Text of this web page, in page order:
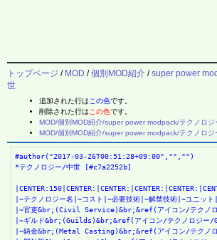
トップページ / MOD /個別MOD紹介 /super power
世
追加された行はこの色です。
削除された行はこの色です。
MOD/個別MOD紹介/super power modpack/テクノロジ
MOD/個別MOD紹介/super power modpack/テクノロ
#author("2017-03-26T00:51:28+09:00","","")
*テクノロジー/中世 [#c7a2252b]
|~テクノロジー名|~コスト|~必要技術|~解禁技術|~ユニット
|~官吏&br;(Civil Service)&br;&ref(アイコン/テクノロ
|~ギルド&br;(Guilds)&br;&ref(アイコン/テクノロジ
|~鋳金&br;(Metal Casting)&br;&ref(アイコン/テク